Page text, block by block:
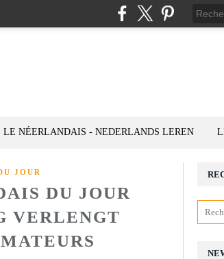
LE NÉERLANDAIS - NEDERLANDS LEREN
JOUR
DU JOUR
VERLENGT